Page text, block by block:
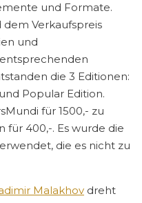
und Formate.
Verkaufspreis
und
die 3 Editionen:
Popular Edition.
für 1500,- zu
für 400,-. Es wurde die
die es nicht zu
Malakhov dreht